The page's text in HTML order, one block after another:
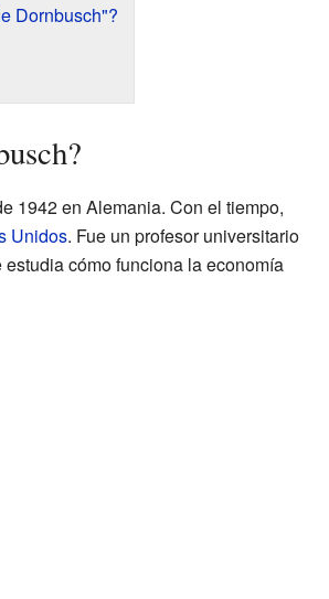
Dornbusch"?
1942 en Alemania. Con el tiempo,
Unidos. Fue un profesor universitario
estudia cómo funciona la economía